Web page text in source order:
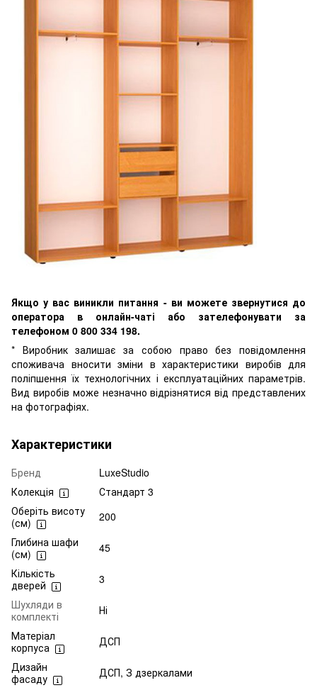
Якщо у вас виникли питання - ви можете звернутися до
оператора в онлайн-чаті або зателефонувати за
телефоном 0 800 334 198.
* Виробник залишає за собою право без повідомлення
споживача вносити зміни в характеристики виробів для
поліпшення їх технологічних і експлуатаційних параметрів.
Вид виробів може незначно відрізнятися від представлених
на фотографіях.
Характеристики
Бренд
LuxeStudio
Колекція
Стандарт 3
Оберіть висоту
(см)
200
Глибина шафи
(см)
45
Кількість
дверей
3
Шухляди в
комплекті
Ні
Матеріал
корпуса
ДСП
Дизайн
фасаду
ДСП, З дзеркалами